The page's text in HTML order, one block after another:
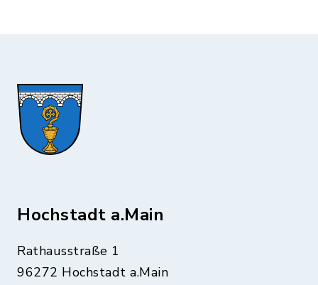
Hochstadt a.Main
Rathausstraße 1
96272 Hochstadt a.Main